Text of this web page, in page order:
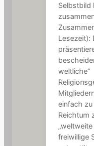
Selbstbild
Lesezeit):
weltliche“
einfach
Reichtum
freiwillige